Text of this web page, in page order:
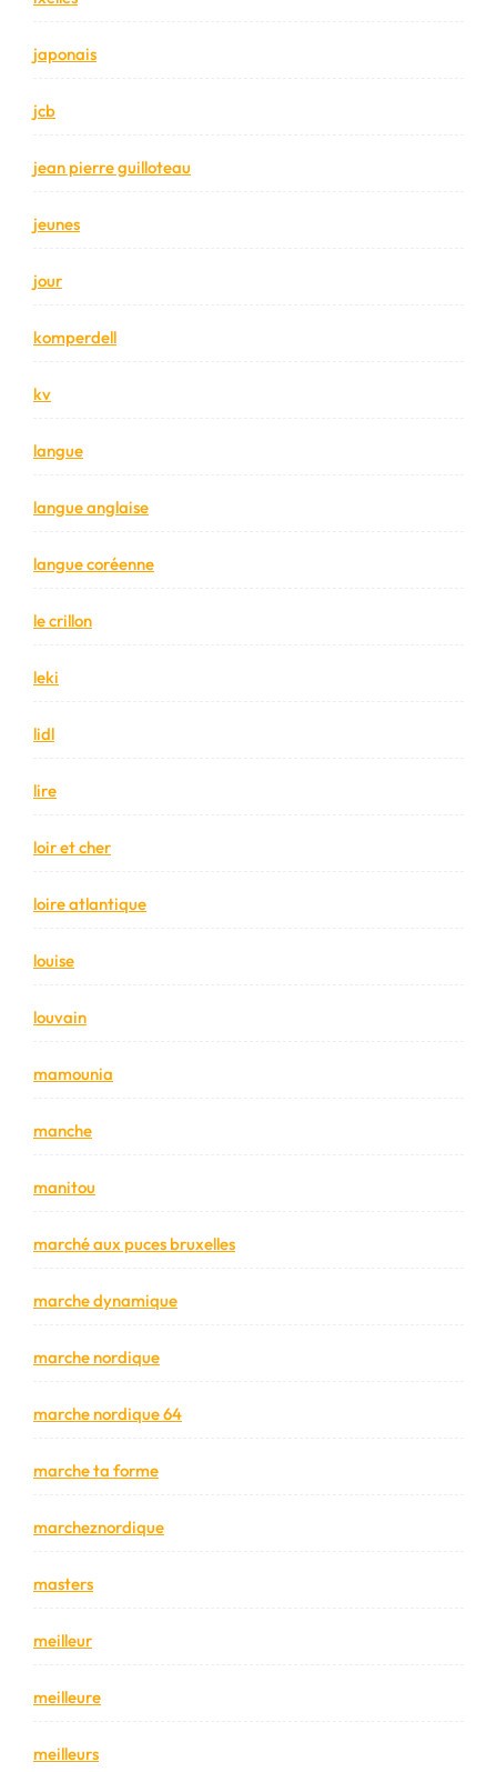
japonais
jcb
jean pierre guilloteau
jeunes
jour
komperdell
kv
langue
langue anglaise
langue coréenne
le crillon
leki
lidl
lire
loir et cher
loire atlantique
louise
louvain
mamounia
manche
manitou
marché aux puces bruxelles
marche dynamique
marche nordique
marche nordique 64
marche ta forme
marcheznordique
masters
meilleur
meilleure
meilleurs